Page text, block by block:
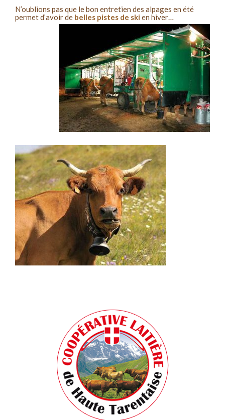
N’oublions pas que le bon entretien des alpages en été
permet d’avoir de belles pistes de ski en hiver…